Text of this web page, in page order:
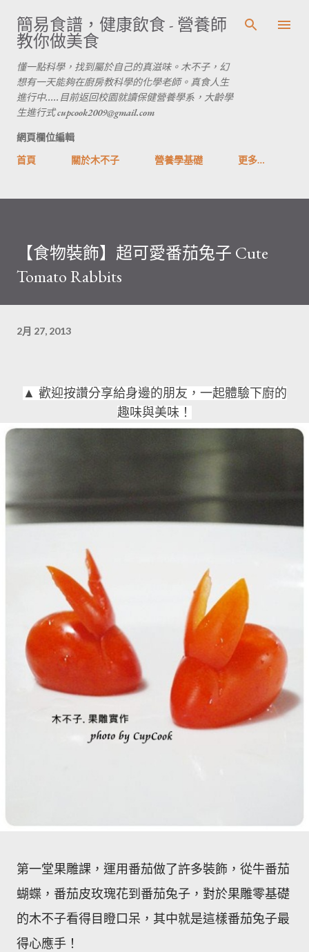
跳到主要內容
簡易食譜，健康飲食 - 營養師
教你做美食
懂一點科學，找到屬於自己的真滋味。木不子，幻
想有一天能夠在廚房教科學的化學老師。真食人生
進行中.....目前返回校園就讀保健營養學系，大齡學
生進行式 cupcook2009@gmail.com
網頁欄位編輯
首頁
關於木不子 營養學基礎 更多…
【食物裝飾】超可愛番茄兔子 Cute
Tomato Rabbits
2月 27, 2013
▲ 歡迎按讚分享給身邊的朋友，一起體驗下廚的
趣味與美味！
第一堂果雕課，運用番茄做了許多裝飾，從牛番茄
蝴蝶，番茄皮玫瑰花到番茄兔子，對於果雕零基礎
的木不子看得目瞪口呆，其中就是這樣番茄兔子最
得心應手！